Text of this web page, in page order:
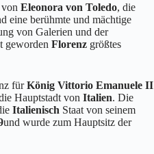
Eleonora von Toledo, die
eine berühmte und mächtige
von Galerien und der
geworden Florenz größtes
fürKönig Vittorio Emanuele II
Hauptstadt von Italien. Die
Italienisch Staat von seinem
und wurde zum Hauptsitz der